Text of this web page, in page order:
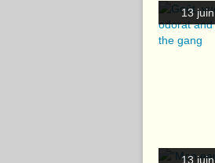
13 juin
13 juin